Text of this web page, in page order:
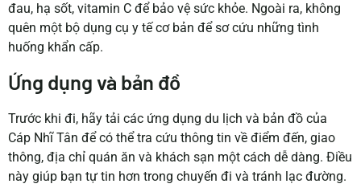
đau, hạ sốt, vitamin C để bảo vệ sức khỏe. Ngoài ra, không
quên một bộ dụng cụ y tế cơ bản để sơ cứu những tình
huống khẩn cấp.
Ứng dụng và bản đồ
Trước khi đi, hãy tải các ứng dụng du lịch và bản đồ của
Cáp Nhĩ Tân để có thể tra cứu thông tin về điểm đến, giao
thông, địa chỉ quán ăn và khách sạn một cách dễ dàng. Điều
này giúp bạn tự tin hơn trong chuyến đi và tránh lạc đường.